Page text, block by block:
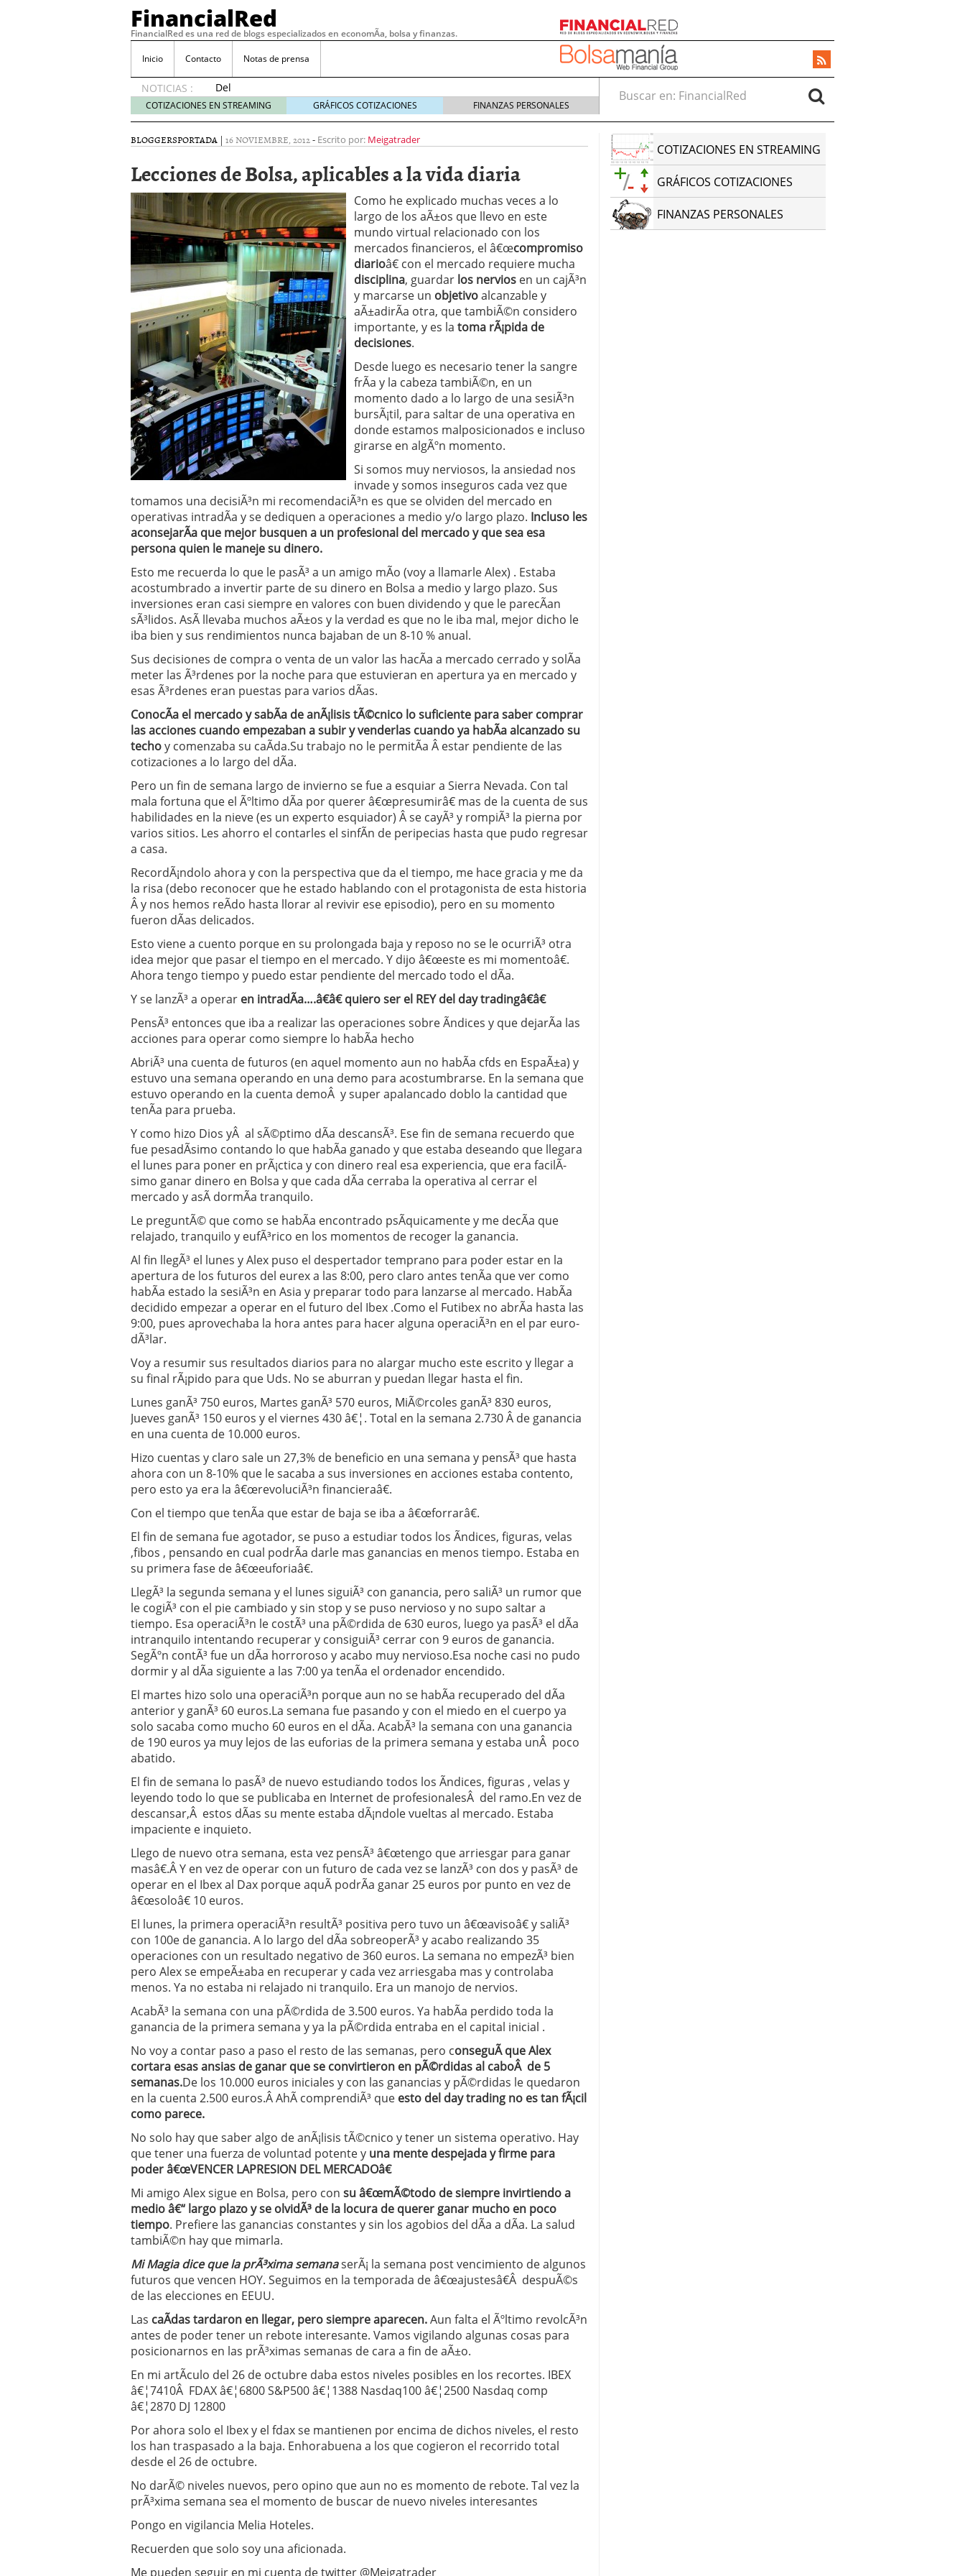
FinancialRed
FinancialRed es una red de blogs especializados en economÃ­a, bolsa y finanzas.
Inicio Contacto Notas de prensa
NOTICIAS :
Del
depósito
a la
cómo
cambiando
gestión
del
ahorro
en
España
05/08/2026
Seguros de convenio en pymes: la obligación que muchas empresas
descubren cuando ya es demasiado tarde 20/07/2026
ReseÃ±a de SIFX: Lo Que Deben Saber los Traders Mexicanos Antes de
Operar
29/06/2026
Crear empresa online vs proceso tradicional: ventajas reales para pymes
29/05/2026
CÃ³mo afrontar una baja mÃ©dica cuando trabajas por cuenta propia
26/05/2026
COTIZACIONES EN STREAMING GRÁFICOS COTIZACIONES FINANZAS PERSONALES
Buscar en:
BLOGGERSPORTADA | 16 NOVIEMBRE, 2012- Escrito por: Meigatrader
Lecciones de Bolsa, aplicables a la vida diaria
Como he explicado muchas veces a lo
largo de los aÃ±os que llevo en este
mundo virtual relacionado con los
mercados financieros, el â€œcompromiso
diarioâ€ con el mercado requiere mucha
disciplina, guardar los nervios en un cajÃ³n
y marcarse un objetivoalcanzable y
aÃ±adirÃ­a otra, que tambiÃ©n considero
importante, y es la toma rÃ¡pida de
decisiones.
Desde luego es necesario tener la sangre
frÃ­a y la cabeza tambiÃ©n, en un
momento dado a lo largo de una sesiÃ³n
bursÃ¡til, para saltar de una operativa en
donde estamos malposicionados e incluso
girarse en algÃºn momento.
Si somos muy nerviosos, la ansiedad nos
invade y somos inseguros cada vez que
tomamos una decisiÃ³n mi recomendaciÃ³n es que se olviden del mercado en
operativas intradÃ­a y se dediquen a operaciones a medio y/o largo plazo. Incluso les
aconsejarÃ­a que mejor busquen a un profesional del mercado y que sea esa
persona quien le maneje su dinero.
Esto me recuerda lo que le pasÃ³ a un amigo mÃ­o (voy a llamarle Alex) . Estaba
acostumbrado a invertir parte de su dinero en Bolsa a medio y largo plazo. Sus
inversiones eran casi siempre en valores con buen dividendo y que le parecÃ­an
sÃ³lidos. AsÃ­ llevaba muchos aÃ±os y la verdad es que no le iba mal, mejor dicho le
iba bien y sus rendimientos nunca bajaban de un 8-10 % anual.
Sus decisiones de compra o venta de un valor las hacÃ­a a mercado cerrado y solÃ­a
meter las Ã³rdenes por la noche para que estuvieran en apertura ya en mercado y
esas Ã³rdenes eran puestas para varios dÃ­as.
ConocÃ­a el mercado y sabÃ­a de anÃ¡lisis tÃ©cnico lo suficiente para saber comprar
las acciones cuando empezaban a subir y venderlas cuando ya habÃ­a alcanzado su
techoy comenzaba su caÃ­da.Su trabajo no le permitÃ­a Â estar pendiente de las
cotizaciones a lo largo del dÃ­a.
Pero un fin de semana largo de invierno se fue a esquiar a Sierra Nevada. Con tal
mala fortuna que el Ãºltimo dÃ­a por querer â€œpresumirâ€ mas de la cuenta de sus
habilidades en la nieve (es un experto esquiador) Â se cayÃ³ y rompiÃ³ la pierna por
varios sitios. Les ahorro el contarles el sinfÃ­n de peripecias hasta que pudo regresar
a casa.
RecordÃ¡ndolo ahora y con la perspectiva que da el tiempo, me hace gracia y me da
la risa (debo reconocer que he estado hablando con el protagonista de esta historia
Â y nos hemos reÃ­do hasta llorar al revivir ese episodio), pero en su momento
fueron dÃ­as delicados.
Esto viene a cuento porque en su prolongada baja y reposo no se le ocurriÃ³ otra
idea mejor que pasar el tiempo en el mercado. Y dijo â€œeste es mi momentoâ€.
Ahora tengo tiempo y puedo estar pendiente del mercado todo el dÃ­a.
Y se lanzÃ³ a operar en intradÃ­a….â€â€ quiero ser el REY del day tradingâ€â€
PensÃ³ entonces que iba a realizar las operaciones sobre Ã­ndices y que dejarÃ­a las
acciones para operar como siempre lo habÃ­a hecho
AbriÃ³ una cuenta de futuros (en aquel momento aun no habÃ­a cfds en EspaÃ±a) y
estuvo una semana operando en una demo para acostumbrarse. En la semana que
estuvo operando en la cuenta demoÂ y super apalancado doblo la cantidad que
tenÃ­a para prueba.
Y como hizo Dios yÂ al sÃ©ptimo dÃ­a descansÃ³. Ese fin de semana recuerdo que
fue pesadÃ­simo contando lo que habÃ­a ganado y que estaba deseando que llegara
el lunes para poner en prÃ¡ctica y con dinero real esa experiencia, que era facilÃ­
simo ganar dinero en Bolsa y que cada dÃ­a cerraba la operativa al cerrar el
mercado y asÃ­ dormÃ­a tranquilo.
Le preguntÃ© que como se habÃ­a encontrado psÃ­quicamente y me decÃ­a que
relajado, tranquilo y eufÃ³rico en los momentos de recoger la ganancia.
Al fin llegÃ³ el lunes y Alex puso el despertador temprano para poder estar en la
apertura de los futuros del eurex a las 8:00, pero claro antes tenÃ­a que ver como
habÃ­a estado la sesiÃ³n en Asia y preparar todo para lanzarse al mercado. HabÃ­a
decidido empezar a operar en el futuro del Ibex .Como el Futibex no abrÃ­a hasta las
9:00, pues aprovechaba la hora antes para hacer alguna operaciÃ³n en el par euro-
dÃ³lar.
Voy a resumir sus resultados diarios para no alargar mucho este escrito y llegar a
su final rÃ¡pido para que Uds. No se aburran y puedan llegar hasta el fin.
Lunes ganÃ³ 750 euros, Martes ganÃ³ 570 euros, MiÃ©rcoles ganÃ³ 830 euros,
Jueves ganÃ³ 150 euros y el viernes 430 â€¦. Total en la semana 2.730 Â de ganancia
en una cuenta de 10.000 euros.
Hizo cuentas y claro sale un 27,3% de beneficio en una semana y pensÃ³ que hasta
ahora con un 8-10% que le sacaba a sus inversiones en acciones estaba contento,
pero esto ya era la â€œrevoluciÃ³n financieraâ€.
Con el tiempo que tenÃ­a que estar de baja se iba a â€œforrarâ€.
El fin de semana fue agotador, se puso a estudiar todos los Ã­ndices, figuras, velas
,fibos , pensando en cual podrÃ­a darle mas ganancias en menos tiempo. Estaba en
su primera fase de â€œeuforiaâ€.
LlegÃ³ la segunda semana y el lunes siguiÃ³ con ganancia, pero saliÃ³ un rumor que
le cogiÃ³ con el pie cambiado y sin stop y se puso nervioso y no supo saltar a
tiempo. Esa operaciÃ³n le costÃ³ una pÃ©rdida de 630 euros, luego ya pasÃ³ el dÃ­a
intranquilo intentando recuperar y consiguiÃ³ cerrar con 9 euros de ganancia.
SegÃºn contÃ³ fue un dÃ­a horroroso y acabo muy nervioso.Esa noche casi no pudo
dormir y al dÃ­a siguiente a las 7:00 ya tenÃ­a el ordenador encendido.
El martes hizo solo una operaciÃ³n porque aun no se habÃ­a recuperado del dÃ­a
anterior y ganÃ³ 60 euros.La semana fue pasando y con el miedo en el cuerpo ya
solo sacaba como mucho 60 euros en el dÃ­a. AcabÃ³ la semana con una ganancia
de 190 euros ya muy lejos de las euforias de la primera semana y estaba unÂ poco
abatido.
El fin de semana lo pasÃ³ de nuevo estudiando todos los Ã­ndices, figuras , velas y
leyendo todo lo que se publicaba en Internet de profesionalesÂ del ramo.En vez de
descansar,Â estos dÃ­as su mente estaba dÃ¡ndole vueltas al mercado. Estaba
impaciente e inquieto.
Llego de nuevo otra semana, esta vez pensÃ³ â€œtengo que arriesgar para ganar
masâ€.Â Y en vez de operar con un futuro de cada vez se lanzÃ³ con dos y pasÃ³ de
operar en el Ibex al Dax porque aquÃ­ podrÃ­a ganar 25 euros por punto en vez de
â€œsoloâ€ 10 euros.
El lunes, la primera operaciÃ³n resultÃ³ positiva pero tuvo un â€œavisoâ€ y saliÃ³
con 100e de ganancia. A lo largo del dÃ­a sobreoperÃ³ y acabo realizando 35
operaciones con un resultado negativo de 360 euros. La semana no empezÃ³ bien
pero Alex se empeÃ±aba en recuperar y cada vez arriesgaba mas y controlaba
menos. Ya no estaba ni relajado ni tranquilo. Era un manojo de nervios.
AcabÃ³ la semana con una pÃ©rdida de 3.500 euros. Ya habÃ­a perdido toda la
ganancia de la primera semana y ya la pÃ©rdida entraba en el capital inicial .
No voy a contar paso a paso el resto de las semanas, pero conseguÃ­ que Alex
cortara esas ansias de ganar que se convirtieron en pÃ©rdidas al caboÂ de 5
semanas.De los 10.000 euros iniciales y con las ganancias y pÃ©rdidas le quedaron
en la cuenta 2.500 euros.Â AhÃ­ comprendiÃ³ que esto del day trading no es tan fÃ¡cil
como parece.
No solo hay que saber algo de anÃ¡lisis tÃ©cnico y tener un sistema operativo. Hay
que tener una fuerza de voluntad potente y una mente despejada y firme para
poder â€œVENCER LAPRESION DEL MERCADOâ€
Mi amigo Alex sigue en Bolsa, pero con su â€œmÃ©todo de siempre invirtiendo a
medio â€“ largo plazo y se olvidÃ³ de la locura de querer ganar mucho en poco
tiempo. Prefiere las ganancias constantes y sin los agobios del dÃ­a a dÃ­a. La salud
tambiÃ©n hay que mimarla.
Mi Magia dice que la prÃ³xima semanaserÃ¡ la semana post vencimiento de algunos
futuros que vencen HOY. Seguimos en la temporada de â€œajustesâ€Â despuÃ©s
de las elecciones en EEUU.
Las caÃ­das tardaron en llegar, pero siempre aparecen.Aun falta el Ãºltimo revolcÃ³n
antes de poder tener un rebote interesante. Vamos vigilando algunas cosas para
posicionarnos en las prÃ³ximas semanas de cara a fin de aÃ±o.
En mi artÃ­culo del 26 de octubre daba estos niveles posibles en los recortes. IBEX
â€¦7410Â FDAX â€¦6800 S&P500 â€¦1388 Nasdaq100 â€¦2500 Nasdaq comp
â€¦2870 DJ 12800
Por ahora solo el Ibex y el fdax se mantienen por encima de dichos niveles, el resto
los han traspasado a la baja. Enhorabuena a los que cogieron el recorrido total
desde el 26 de octubre.
No darÃ© niveles nuevos, pero opino que aun no es momento de rebote. Tal vez la
prÃ³xima semana sea el momento de buscar de nuevo niveles interesantes
Pongo en vigilancia Melia Hoteles.
Recuerden que solo soy una aficionada.
Me pueden seguir en mi cuenta de twitter @Meigatrader
COTIZACIONES EN STREAMING
GRÁFICOS COTIZACIONES
FINANZAS PERSONALES